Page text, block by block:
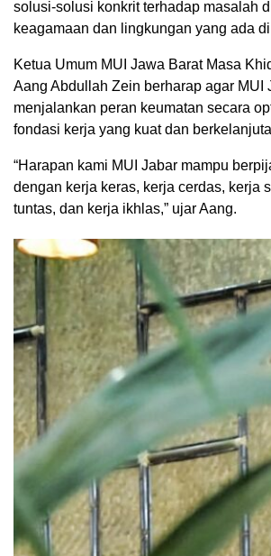
solusi-solusi konkrit terhadap masalah
keagamaan dan lingkungan yang ada
Ketua Umum MUI Jawa Barat Masa
Aang Abdullah Zein berharap agar MUI
menjalankan peran keumatan secara
fondasi kerja yang kuat dan
“Harapan kami MUI Jabar mampu
dengan kerja keras, kerja cerdas, kerja
tuntas, dan kerja ikhlas,” ujar Aang.